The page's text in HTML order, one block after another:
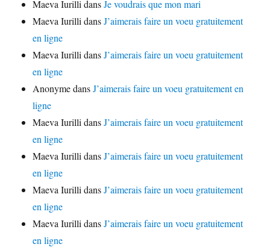
Maeva Iurilli dansJe voudrais que mon mari
Maeva Iurilli dansJ’aimerais faire un voeu gratuitement
en ligne
Maeva Iurilli dansJ’aimerais faire un voeu gratuitement
en ligne
AnonymedansJ’aimerais faire un voeu gratuitement en
ligne
Maeva Iurilli dansJ’aimerais faire un voeu gratuitement
en ligne
Maeva Iurilli dansJ’aimerais faire un voeu gratuitement
en ligne
Maeva Iurilli dansJ’aimerais faire un voeu gratuitement
en ligne
Maeva Iurilli dansJ’aimerais faire un voeu gratuitement
en ligne